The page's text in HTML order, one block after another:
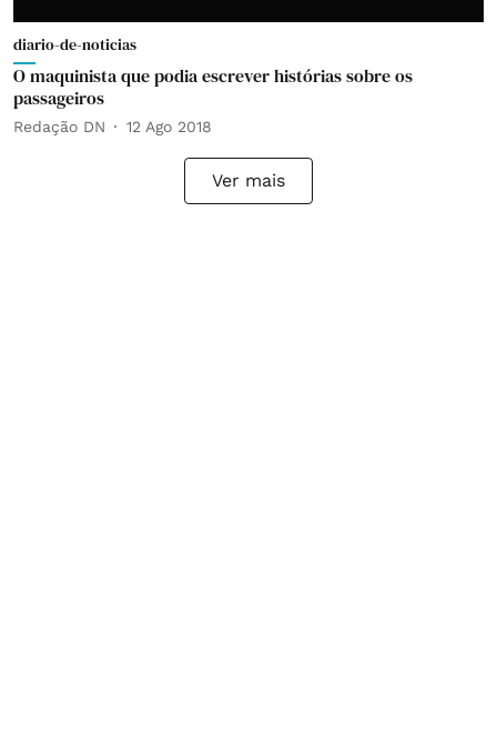
diario-de-noticias
O maquinista que podia escrever histórias sobre os
passageiros
Redação DN 12 Ago 2018
Ver mais